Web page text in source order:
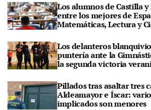
Los alumnos de Castilla
entre los mejores de
Matemáticas, Lectura y
Los delanteros
puntería ante la
la segunda victoria
Pillados tras asaltar tres
Aldeamayor e Íscar:
implicados son menores